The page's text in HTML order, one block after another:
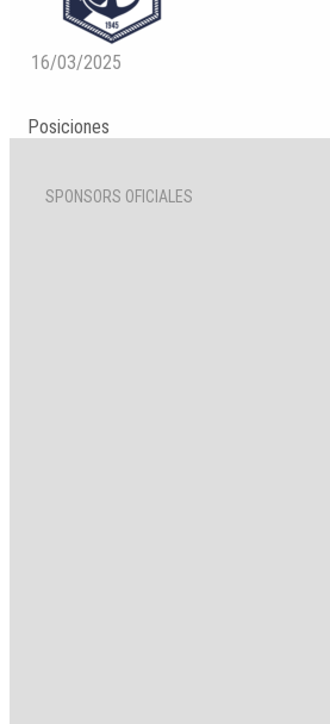
16/03/2025
Posiciones
SPONSORS OFICIALES